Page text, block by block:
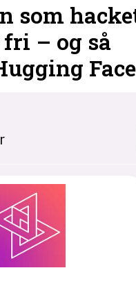
som
fri – og så
Face